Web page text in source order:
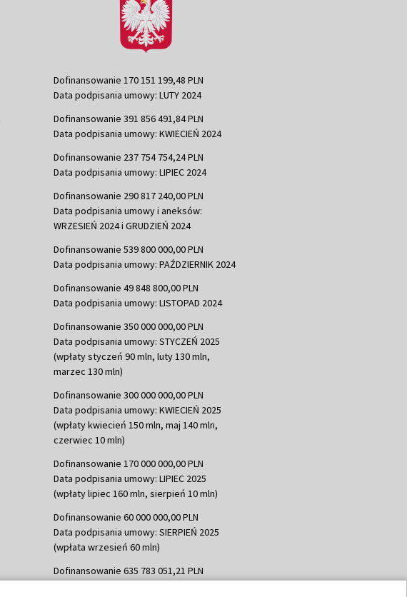
Dofinansowanie 170 151 199,48 PLN
Data podpisania umowy: LUTY 2024
Dofinansowanie 391 856 491,84 PLN
Data podpisania umowy: KWIECIEŃ 2024
Dofinansowanie 237 754 754,24 PLN
Data podpisania umowy: LIPIEC 2024
Dofinansowanie 290 817 240,00 PLN
Data podpisania umowy i aneksów:
WRZESIEŃ 2024 i GRUDZIEŃ 2024
Dofinansowanie 539 800 000,00 PLN
Data podpisania umowy: PAŹDZIERNIK 2024
Dofinansowanie 49 848 800,00 PLN
Data podpisania umowy: LISTOPAD 2024
Dofinansowanie 350 000 000,00 PLN
Data podpisania umowy: STYCZEŃ 2025
(wpłaty styczeń 90 mln, luty 130 mln,
marzec 130 mln)
Dofinansowanie 300 000 000,00 PLN
Data podpisania umowy: KWIECIEŃ 2025
(wpłaty kwiecień 150 mln, maj 140 mln,
czerwiec 10 mln)
Dofinansowanie 170 000 000,00 PLN
Data podpisania umowy: LIPIEC 2025
(wpłaty lipiec 160 mln, sierpień 10 mln)
Dofinansowanie 60 000 000,00 PLN
Data podpisania umowy: SIERPIEŃ 2025
(wpłata wrzesień 60 mln)
Dofinansowanie 635 783 051,21 PLN